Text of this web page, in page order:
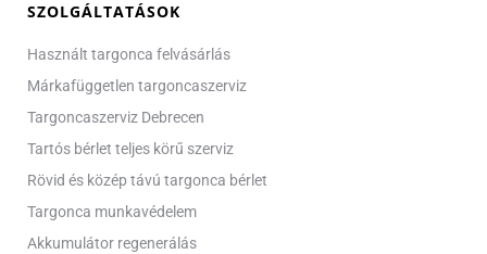
SZOLGÁLTATÁSOK
Használt targonca felvásárlás
Márkafüggetlen targoncaszerviz
Targoncaszerviz Debrecen
Tartós bérlet teljes körű szerviz
Rövid és közép távú targonca bérlet
Targonca munkavédelem
Akkumulátor regenerálás